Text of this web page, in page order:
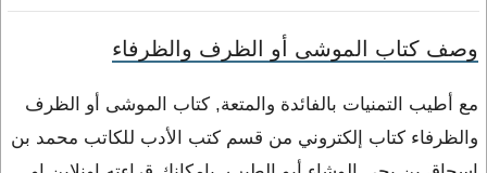
وصف كتاب الموشى أو الظرف والظرفاء
مع أطيب التمنيات بالفائدة والمتعة, كتاب الموشى أو الظرف
والظرفاء كتاب إلكتروني من قسم كتب الأدب للكاتب محمد بن